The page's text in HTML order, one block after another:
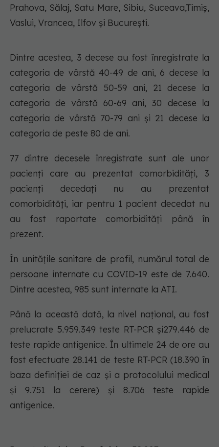
Prahova, Sălaj, Satu Mare, Sibiu, Suceava,Timiș,
Vaslui, Vrancea, Ilfov și București.
Dintre acestea, 3 decese au fost înregistrate la
categoria de vârstă 40-49 de ani, 6 decese la
categoria de vârstă 50-59 ani, 21 decese la
categoria de vârstă 60-69 ani, 30 decese la
categoria de vârstă 70-79 ani și 21 decese la
categoria de peste 80 de ani.
77 dintre decesele înregistrate sunt ale unor
pacienți care au prezentat comorbidități, 3
pacienți decedați nu au prezentat
comorbidități, iar pentru 1 pacient decedat nu
au fost raportate comorbidități până în
prezent.
În unitățile sanitare de profil, numărul total de
persoane internate cu COVID-19 este de 7.640.
Dintre acestea, 985 sunt internate la ATI.
Până la această dată, la nivel național, au fost
prelucrate 5.959.349 teste RT-PCR și279.446 de
teste rapide antigenice. În ultimele 24 de ore au
fost efectuate 28.141 de teste RT-PCR (18.390 în
baza definiției de caz și a protocolului medical
și 9.751 la cerere) și 8.706 teste rapide
antigenice.